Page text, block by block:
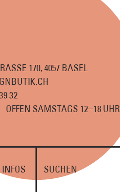
170, 4057 BASEL
932
OFFEN SAMSTAGS 12–18 UHR
INFOS SUCHEN